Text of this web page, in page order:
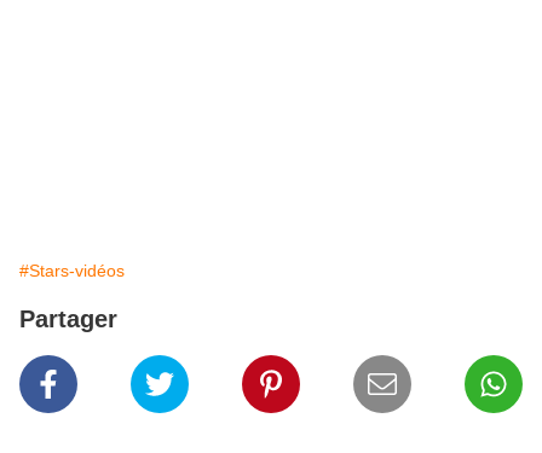
#Stars-vidéos
Partager